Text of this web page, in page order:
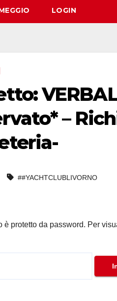
LOGIN
–
##YACHTCLUBLIVORNO
è protetto da password. Per